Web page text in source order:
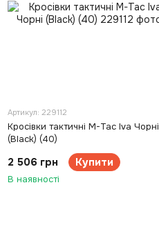
Артикул: 229112
Кросівки тактичні M-Tac Iva Чорні
(Black) (40)
2 506 грн Купити
В наявності